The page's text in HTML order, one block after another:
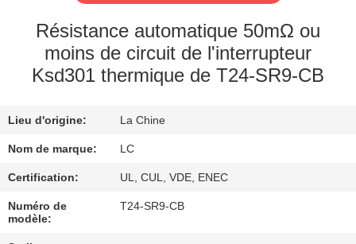
SUJET
VISITE
D'USINE
CONTRÔLE
Résistance automatique 50mΩ ou
moins de circuit de l'interrupteur
Ksd301 thermique de T24-SR9-CB
Lieu d'origine: La Chine
Nom de marque: LC
Certification: UL, CUL, VDE, ENEC
Numéro de
modèle:
T24-SR9-CB